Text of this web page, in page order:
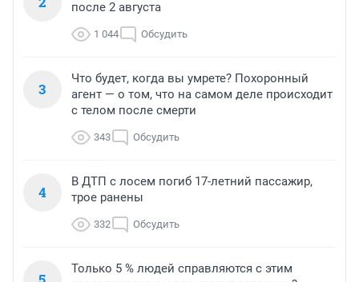
после 2 августа
1 044 Обсудить
3
Что будет, когда вы умрете? Похоронный
агент — о том, что на самом деле происходит
с телом после смерти
343 Обсудить
4
В ДТП с лосем погиб 17-летний пассажир,
трое ранены
332 Обсудить
Только 5 % людей справляются с этим